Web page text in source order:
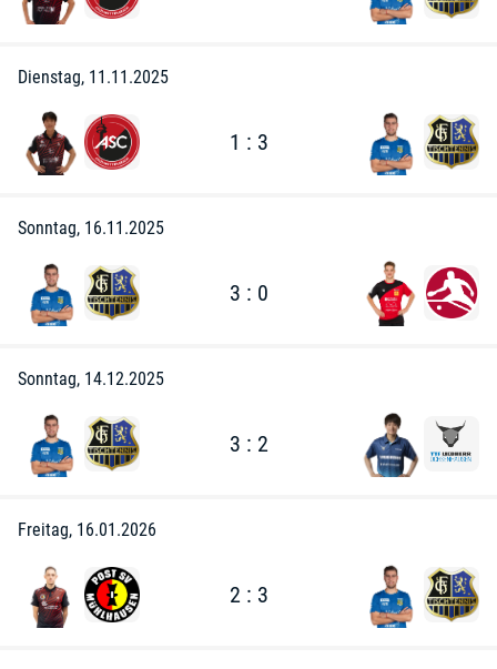
Dienstag, 11.11.2025
1 : 3
Sonntag, 16.11.2025
3 : 0
Sonntag, 14.12.2025
3 : 2
Freitag, 16.01.2026
2 : 3